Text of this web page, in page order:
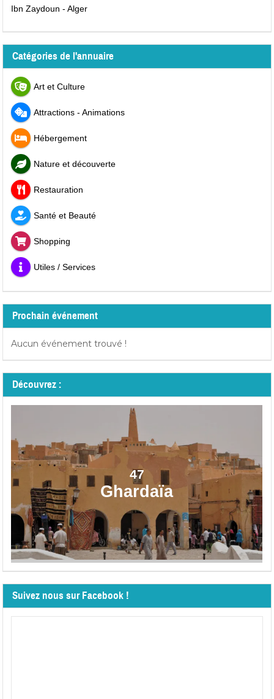
Ibn Zaydoun - Alger
Catégories de l'annuaire
Art et Culture
Attractions - Animations
Hébergement
Nature et découverte
Restauration
Santé et Beauté
Shopping
Utiles / Services
Prochain événement
Aucun événement trouvé !
Découvrez :
47
Ghardaïa
Suivez nous sur Facebook !